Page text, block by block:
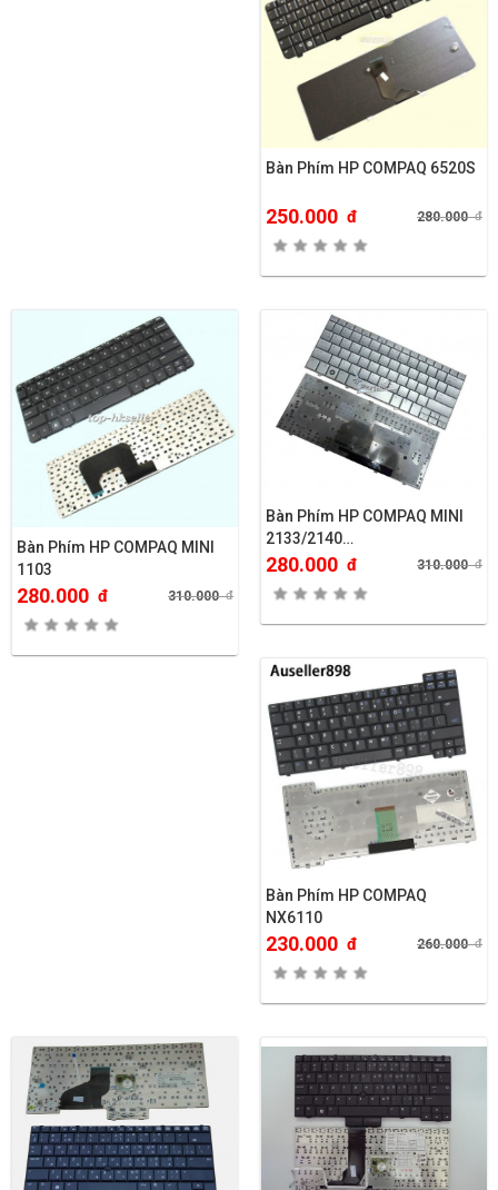
Bàn Phím HP COMPAQ 6520S
250.000 đ 280.000đ
Bàn Phím HP COMPAQ MINI
1103
280.000 đ 310.000đ
Bàn Phím HP COMPAQ MINI
2133/2140…
280.000 đ 310.000đ
Bàn Phím HP COMPAQ
NX6110
230.000 đ 260.000đ